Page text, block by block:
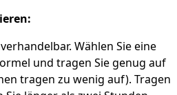
Wählen Sie eine
und tragen Sie genug auf
tragen zu wenig auf). Tragen